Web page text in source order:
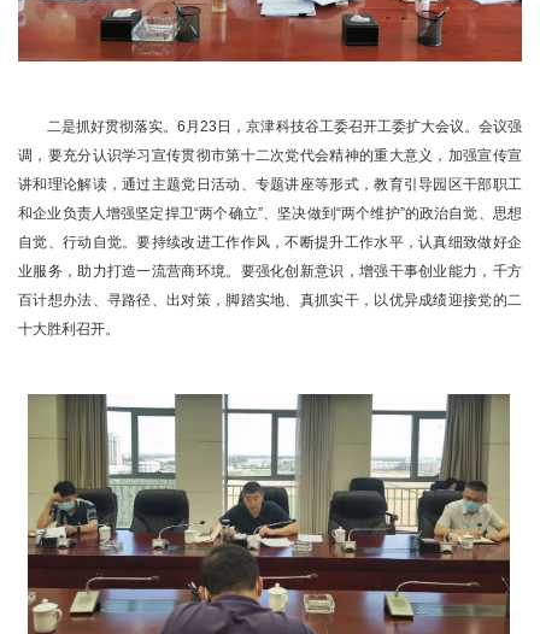
二是抓好贯彻落实。6月23日，京津科技谷工委召开工委扩大会议。会议强
调，要充分认识学习宣传贯彻市第十二次党代会精神的重大意义，加强宣传宣
讲和理论解读，通过主题党日活动、专题讲座等形式，教育引导园区干部职工
和企业负责人增强坚定捍卫“两个确立”、坚决做到“两个维护”的政治自觉、思想
自觉、行动自觉。要持续改进工作作风，不断提升工作水平，认真细致做好企
业服务，助力打造一流营商环境。要强化创新意识，增强干事创业能力，千方
百计想办法、寻路径、出对策，脚踏实地、真抓实干，以优异成绩迎接党的二
十大胜利召开。